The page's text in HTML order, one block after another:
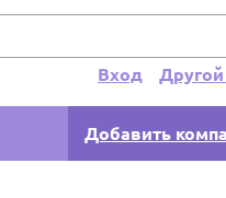
Вход
Добавить